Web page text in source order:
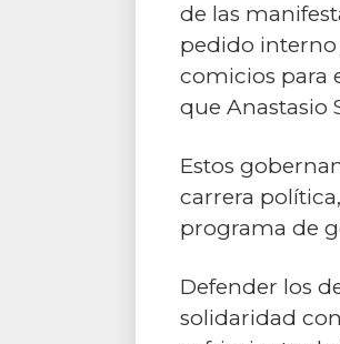
de las
pedido interno
comicios para
que Anastasio
Estos
carrera
programa de
Defender los
solidaridad